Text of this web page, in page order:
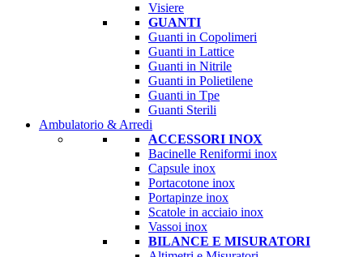
Visiere
GUANTI
Guanti in Copolimeri
Guanti in Lattice
Guanti in Nitrile
Guanti in Polietilene
Guanti in Tpe
Guanti Sterili
Ambulatorio & Arredi
ACCESSORI INOX
Bacinelle Reniformi inox
Capsule inox
Portacotone inox
Portapinze inox
Scatole in acciaio inox
Vassoi inox
BILANCE E MISURATORI